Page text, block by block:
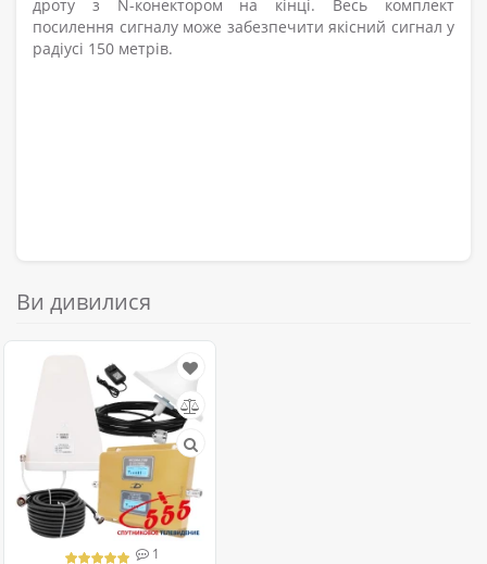
дроту з N-конектором на кінці. Весь комплект
посилення сигналу може забезпечити якісний сигнал у
радіусі 150 метрів.
Ви дивилися
1